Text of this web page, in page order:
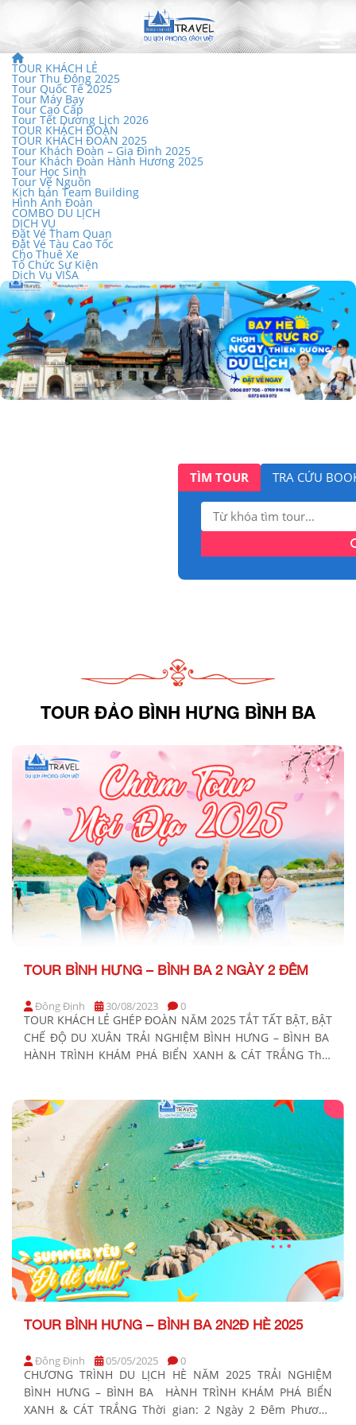
TOUR KHÁCH LẺ
Tour Thu Đông 2025
Tour Quốc Tế 2025
Tour Máy Bay
Tour Cao Cấp
Tour Tết Dương Lịch 2026
TOUR KHÁCH ĐOÀN
TOUR KHÁCH ĐOÀN 2025
Tour Khách Đoàn – Gia Đình 2025
Tour Khách Đoàn Hành Hương 2025
Tour Học Sinh
Tour Về Nguồn
Kịch bản Team Building
Hình Ảnh Đoàn
COMBO DU LỊCH
DỊCH VỤ
Đặt Vé Tham Quan
Đặt Vé Tàu Cao Tốc
Cho Thuê Xe
Tổ Chức Sự Kiện
Dịch Vụ VISA
TÌM TOUR TRA CỨU
Tìm
kiếm:
TOUR ĐẢO BÌNH HƯNG BÌNH BA
TOUR BÌNH HƯNG – BÌNH BA 2 NGÀY 2 ĐÊM
Đông Định 30/08/2023 0
TOUR KHÁCH LẺ GHÉP ĐOÀN NĂM 2025 TẮT TẤT BẬT, BẬT
CHẾ ĐỘ DU XUÂN TRẢI NGHIỆM BÌNH HƯNG – BÌNH BA
HÀNH TRÌNH KHÁM PHÁ BIỂN XANH & CÁT TRẮNG Thời
TOUR BÌNH HƯNG – BÌNH BA 2N2Đ HÈ 2025
Đông Định 05/05/2025 0
CHƯƠNG TRÌNH DU LỊCH HÈ NĂM 2025 TRẢI NGHIỆM
BÌNH HƯNG – BÌNH BA HÀNH TRÌNH KHÁM PHÁ BIỂN
XANH & CÁT TRẮNG Thời gian: 2 Ngày 2 Đêm Phương